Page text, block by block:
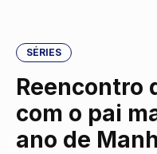
SÉRIES
Reencontro
com o pai
ano de